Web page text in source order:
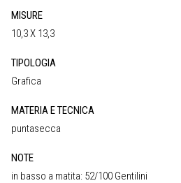
MISURE
10,3 X 13,3
TIPOLOGIA
Grafica
MATERIA E TECNICA
puntasecca
NOTE
in basso a matita: 52/100 Gentilini